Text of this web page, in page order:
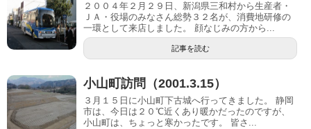
２００４年２月２９日、新潟県三和村から生産者・
ＪＡ・役場のみなさん総勢３２名が、消費地研修の
一環として来店しました。 顔なじみの方から...
記事を読む
小山町訪問（2001.3.15）
３月１５日に小山町下古城へ行ってきました。 静岡
市は、今日は２０℃近くあり暖かだったのですが、
小山町は、ちょっと寒かったです。 皆さ...